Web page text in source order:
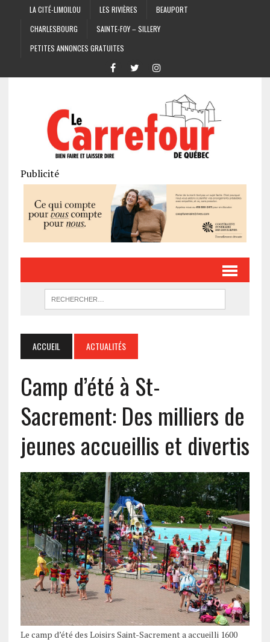
LA CITÉ-LIMOILOU LES RIVIÈRES
BEAUPORT
CHARLESBOURG
SAINTE-FOY – SILLERY
PETITES ANNONCES GRATUITES
Publicité
ACCUEIL ACTUALITÉS
Camp d’été à St-
Sacrement: Des milliers de
jeunes accueillis et divertis
Le camp d’été des Loisirs Saint-Sacrement a accueilli 1600